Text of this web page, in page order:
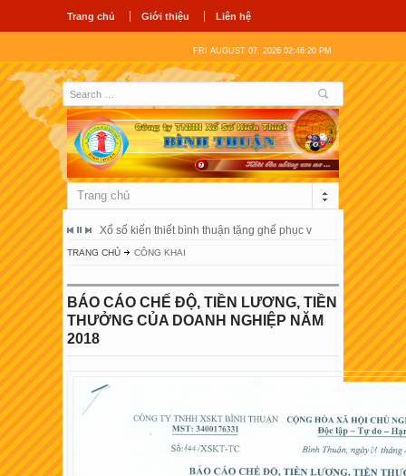
Trang chủ Giới thiệu Liên hệ
FRI AUGUST 07, 2026 02:46:21 PM
Trang chủ
vương Xổ số kiến thiết bình thuận tặng ghế phục vụ người bệnh tại
Công ty
TRANG CHỦ CÔNG KHAI
BÁO CÁO CHẾ ĐỘ, TIỀN LƯƠNG, TIỀN
THƯỞNG CỦA DOANH NGHIỆP NĂM
2018